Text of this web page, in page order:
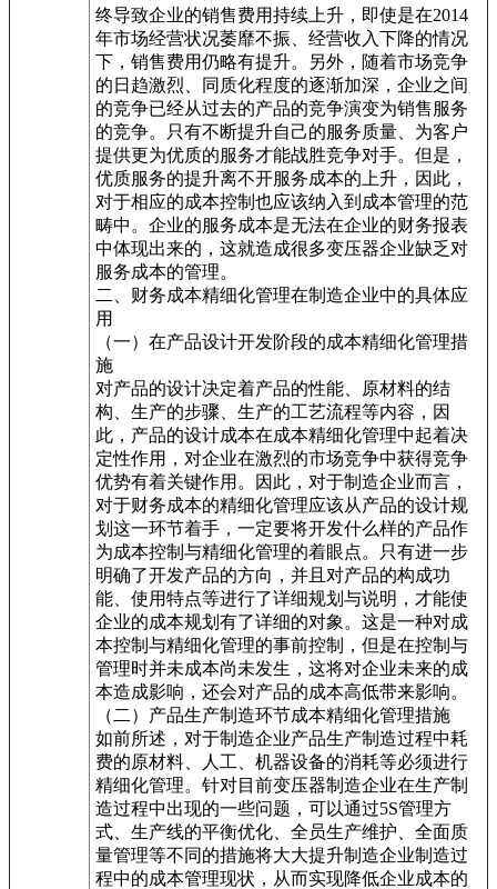
终导致企业的销售费用持续上升，即使是在2014
年市场经营状况萎靡不振、经营收入下降的情况
下，销售费用仍略有提升。另外，随着市场竞争
的日趋激烈、同质化程度的逐渐加深，企业之间
的竞争已经从过去的产品的竞争演变为销售服务
的竞争。只有不断提升自己的服务质量、为客户
提供更为优质的服务才能战胜竞争对手。但是，
优质服务的提升离不开服务成本的上升，因此，
对于相应的成本控制也应该纳入到成本管理的范
畴中。企业的服务成本是无法在企业的财务报表
中体现出来的，这就造成很多变压器企业缺乏对
服务成本的管理。
二、财务成本精细化管理在制造企业中的具体应
用
（一）在产品设计开发阶段的成本精细化管理措
施
对产品的设计决定着产品的性能、原材料的结
构、生产的步骤、生产的工艺流程等内容，因
此，产品的设计成本在成本精细化管理中起着决
定性作用，对企业在激烈的市场竞争中获得竞争
优势有着关键作用。因此，对于制造企业而言，
对于财务成本的精细化管理应该从产品的设计规
划这一环节着手，一定要将开发什么样的产品作
为成本控制与精细化管理的着眼点。只有进一步
明确了开发产品的方向，并且对产品的构成功
能、使用特点等进行了详细规划与说明，才能使
企业的成本规划有了详细的对象。这是一种对成
本控制与精细化管理的事前控制，但是在控制与
管理时并未成本尚未发生，这将对企业未来的成
本造成影响，还会对产品的成本高低带来影响。
（二）产品生产制造环节成本精细化管理措施
如前所述，对于制造企业产品生产制造过程中耗
费的原材料、人工、机器设备的消耗等必须进行
精细化管理。针对目前变压器制造企业在生产制
造过程中出现的一些问题，可以通过5S管理方
式、生产线的平衡优化、全员生产维护、全面质
量管理等不同的措施将大大提升制造企业制造过
程中的成本管理现状，从而实现降低企业成本的